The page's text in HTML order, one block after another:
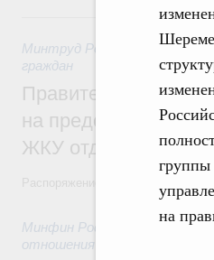
группы
на
Минтруд России 31 июля
граждан
Правительство
на предоставление
ЖКУ отдельным
Минфин России 31 июля 2026
отношения